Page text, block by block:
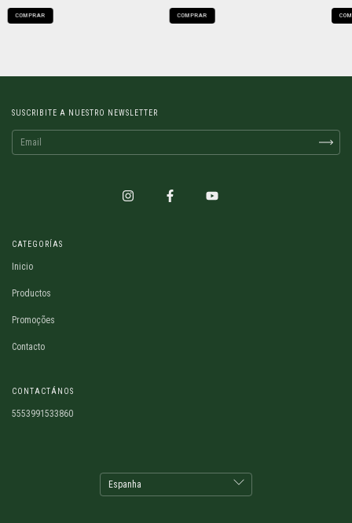
COMPRAR COMPRAR
SUSCRIBITE A NUESTRO NEWSLETTER
CATEGORÍAS
Inicio
Productos
Promoções
Contacto
CONTACTÁNOS
5553991533860